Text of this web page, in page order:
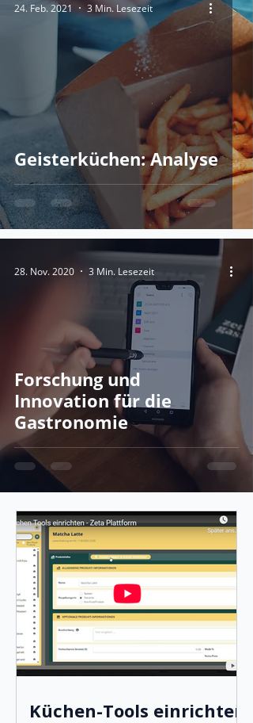
Geisterküchen: Analyse
24. Feb. 2021 3 Min. Lesezeit
Forschung und
Innovation für die
Gastronomie
28. Nov. 2020 3 Min. Lesezeit
Küchen-Tools einrichten